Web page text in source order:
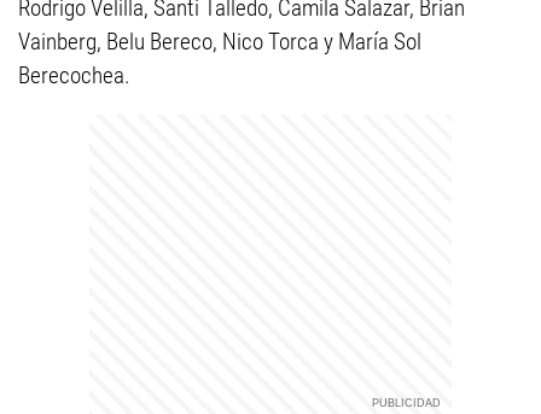
Rodrigo Velilla, Santi Talledo, Camila Salazar, Brian
Vainberg, Belu Bereco, Nico Torca y María Sol
Berecochea.